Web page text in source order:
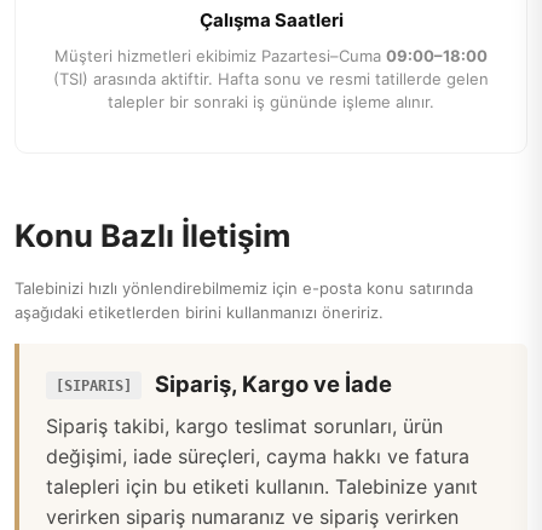
Çalışma Saatleri
Müşteri hizmetleri ekibimiz Pazartesi–Cuma 09:00–18:00
(TSI) arasında aktiftir. Hafta sonu ve resmi tatillerde gelen
talepler bir sonraki iş gününde işleme alınır.
Konu Bazlı İletişim
Talebinizi hızlı yönlendirebilmemiz için e-posta konu satırında
aşağıdaki etiketlerden birini kullanmanızı öneririz.
[SIPARIS] Sipariş, Kargo ve İade
Sipariş takibi, kargo teslimat sorunları, ürün
değişimi, iade süreçleri, cayma hakkı ve fatura
talepleri için bu etiketi kullanın. Talebinize yanıt
verirken sipariş numaranız ve sipariş verirken